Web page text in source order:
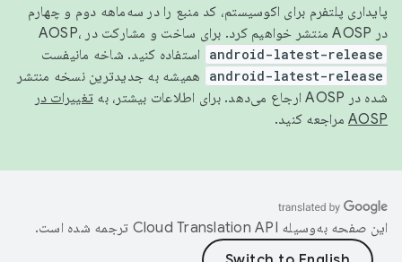
پایداری پلتفرم برای اکوسیستم، کد منبع را در سه‌ماهه دوم و چهارم
در AOSP منتشر خواهیم کرد. برای ساخت و مشارکت در AOSP،
android-latest-release استفاده کنید. شاخه مانیفست
android-latest-release
همیشه به جدیدترین نسخه منتشر
شده در AOSP ارجاع می‌دهد. برای اطلاعات بیشتر، به
تغییرات در
AOSP مراجعه کنید.
این صفحه به‌وسیله ترجمه شده است.